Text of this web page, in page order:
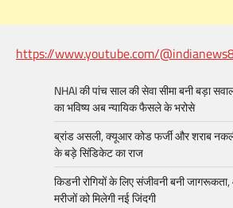
https://www.youtube.com/
NHAI की पांच साल की सेवा सीमा बनी बड़ा
का भविष्य अब न्यायिक फैसले के भरोसे
ब्रांड असली, क्यूआर कोड फर्जी और शराब
के बड़े सिंडिकेट का राज
किडनी रोगियों के लिए संजीवनी बनी
मरीजों को मिलेगी नई जिंदगी